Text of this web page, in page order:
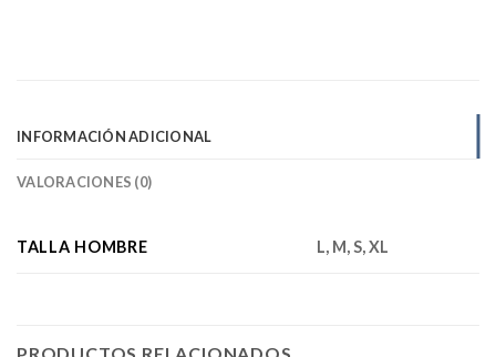
INFORMACIÓN ADICIONAL
VALORACIONES (0)
TALLA HOMBRE L, M, S, XL